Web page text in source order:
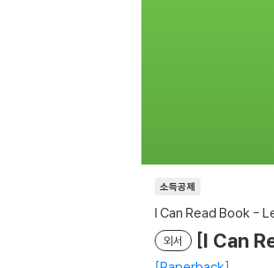
소득공제
I Can Read Book -
외서 [I Can